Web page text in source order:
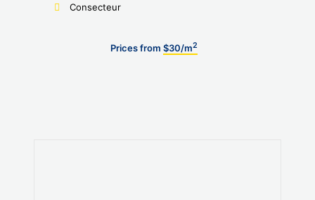
Consecteur
Prices from $30/m2